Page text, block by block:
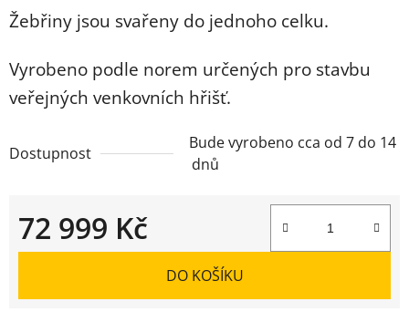
Žebřiny jsou svařeny do jednoho celku.
Vyrobeno podle norem určených pro stavbu
veřejných venkovních hřišť.
Dostupnost
Bude vyrobeno cca od 7 do 14
dnů
72 999 Kč
Měrná cena:
DO KOŠÍKU